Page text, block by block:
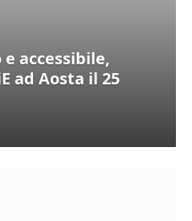
accessibile,
ad Aosta il 25